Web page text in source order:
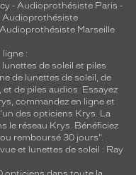
- Audioprothésiste Paris -
Audioprothésiste
Audioprothésiste Marseille
ligne :
lunettes de soleil et piles
de lunettes de soleil, de
, et de piles audios. Essayez
commandez en ligne et
des opticiens Krys. La
le réseau Krys. Bénéficiez
remboursé 30 jours".
et lunettes de soleil : Ray